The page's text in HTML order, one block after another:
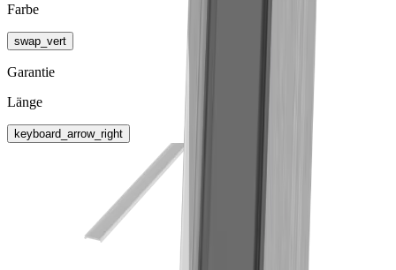
Farbe
swap_vert
Garantie
Länge
keyboard_arrow_right